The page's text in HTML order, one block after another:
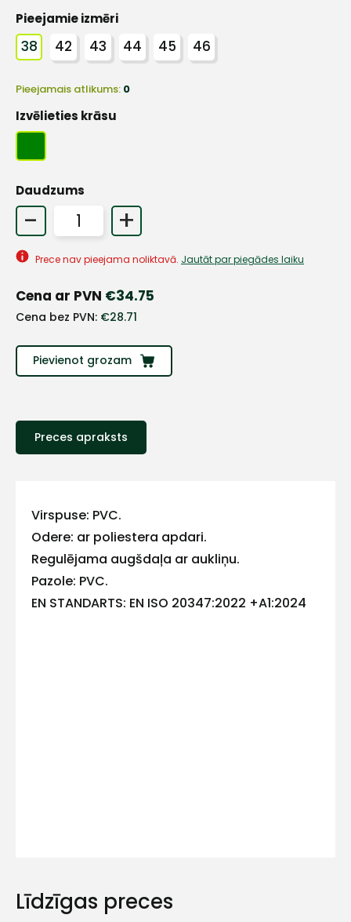
Pieejamie izmēri
38 42 43 44 45 46
Pieejamais atlikums: 0
Izvēlieties krāsu
Daudzums
- +
Prece nav pieejama noliktavā. Jautāt par piegādes laiku
Cena ar PVN €34.75
Cena bez PVN: €28.71
Pievienot grozam
Preces apraksts
Virspuse: PVC.
Odere: ar poliestera apdari.
Regulējama augšdaļa ar aukliņu.
Pazole: PVC.
EN STANDARTS: EN ISO 20347:2022 +A1:2024
Līdzīgas preces
ar
Atbildēsim
+